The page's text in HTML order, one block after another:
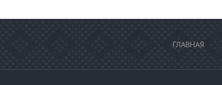
ГЛАВНАЯ